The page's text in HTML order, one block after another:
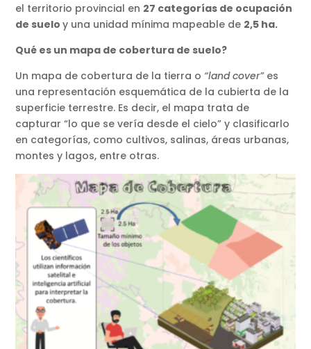
el territorio provincial en 27 categorías de ocupación
de sueloy una unidad mínima mapeable de 2,5 ha.
Qué es un mapa de cobertura de suelo?
Un mapa de cobertura de la tierra o “land cover”es
una representación esquemática de la cubierta de la
superficie terrestre. Es decir, el mapa trata de
capturar “lo que se vería desde el cielo” y clasificarlo
en categorías, como cultivos, salinas, áreas urbanas,
montes y lagos, entre otras.